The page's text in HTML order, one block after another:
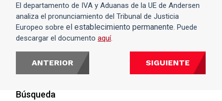
Búsqueda
El departamento de IVA y Aduanas de la UE de Andersen
analiza el pronunciamiento del Tribunal de Justicia
Europeo sobre el establecimiento permanente. Puede
descargar el documento aquí.
ANTERIOR SIGUIENTE